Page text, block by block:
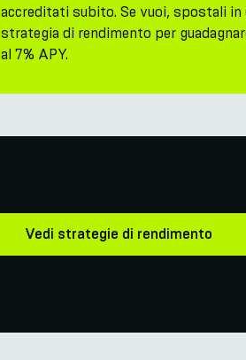
accreditati subito. Se vuoi, spostali in
strategia di rendimento per
al 7% APY.
Vedi strategie di rendimento